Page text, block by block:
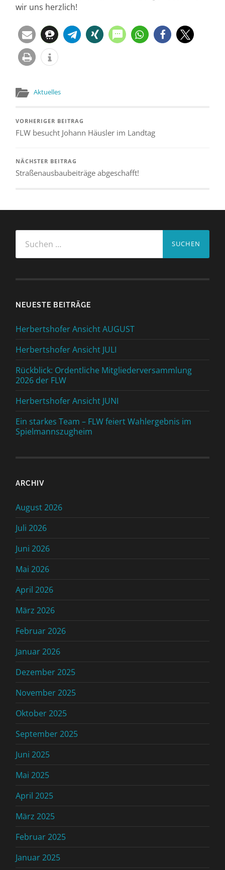
wir uns herzlich!
Aktuelles
VORHERIGER BEITRAG
FLW besucht Johann Häusler im Landtag
NÄCHSTER BEITRAG
Straßenausbaubeiträge abgeschafft!
Suchen
nach:
NEUESTE BEITRÄGE
Herbertshofer Ansicht AUGUST
Herbertshofer Ansicht JULI
Rückblick: Ordentliche Mitgliederversammlung
2026 der FLW
Herbertshofer Ansicht JUNI
Ein starkes Team – FLW feiert Wahlergebnis im
Spielmannszugheim
ARCHIV
August 2026
Juli 2026
Juni 2026
Mai 2026
April 2026
März 2026
Februar 2026
Januar 2026
Dezember 2025
November 2025
Oktober 2025
September 2025
Juni 2025
Mai 2025
April 2025
März 2025
Februar 2025
Januar 2025